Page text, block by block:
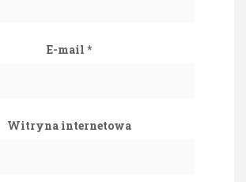
E-mail *
Witryna internetowa